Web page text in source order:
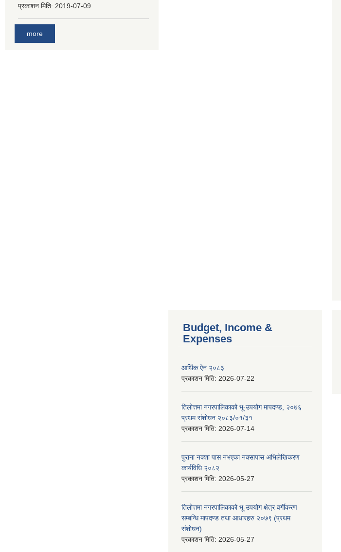
प्रकाशन मिति: 2019-07-09
more
Budget, Income &
Expenses
आर्थिक ऐन २०८३
प्रकाशन मिति: 2026-07-22
तिलोत्तमा नगरपालिकाको भू-उपयोग मापदण्ड, २०७६
प्रथम संशोधन २०८३/०१/३१
प्रकाशन मिति: 2026-07-14
पुराना नक्शा पास नभएका नक्सापास अभिलेखिकरण
कार्यविधि २०८२
प्रकाशन मिति: 2026-05-27
तिलोत्तमा नगरपालिकाको भू-उपयोग क्षेत्र वर्गीकरण
सम्बन्धि मापदण्ड तथा आधारहरु २०७९ (प्रथम
संशोधन)
प्रकाशन मिति: 2026-05-27